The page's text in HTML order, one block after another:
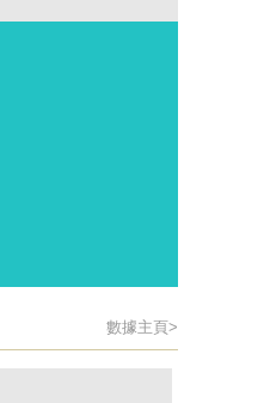
數據主頁>